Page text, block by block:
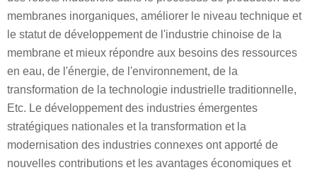
membranes inorganiques, améliorer le niveau technique et
le statut de développement de l'industrie chinoise de la
membrane et mieux répondre aux besoins des ressources
en eau, de l'énergie, de l'environnement, de la
transformation de la technologie industrielle traditionnelle,
Etc. Le développement des industries émergentes
stratégiques nationales et la transformation et la
modernisation des industries connexes ont apporté de
nouvelles contributions et les avantages économiques et